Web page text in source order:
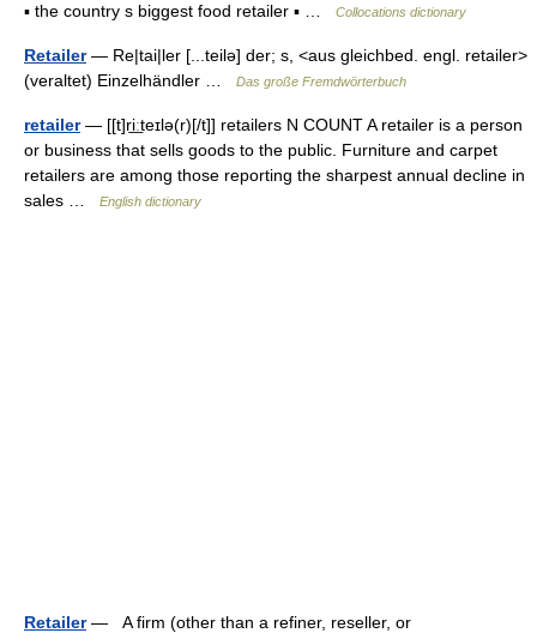
▪ the country s biggest food retailer ▪ …
Collocations dictionary
Retailer— Re|tai|ler [...teilə] der; s, <aus gleichbed. engl. retailer>
(veraltet) Einzelhändler …
Das große Fremdwörterbuch
retailer— [[t]ri͟ːteɪlə(r)[/t]] retailers N COUNT A retailer is a person
or business that sells goods to the public. Furniture and carpet
retailers are among those reporting the sharpest annual decline in
sales …
English dictionary
Retailer— A firm (other than a refiner, reseller, or